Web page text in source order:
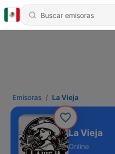
Emisoras La Vieja
La Vieja
Online